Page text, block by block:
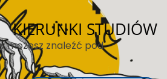
KIERUNKI STUDIÓW
możesz znaleźć pod